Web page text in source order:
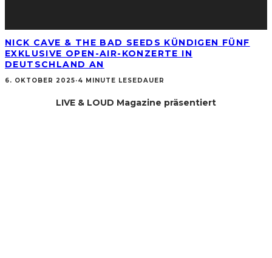
NICK CAVE & THE BAD SEEDS KÜNDIGEN FÜNF
EXKLUSIVE OPEN-AIR-KONZERTE IN
DEUTSCHLAND AN
6. OKTOBER 2025·4 MINUTE LESEDAUER
LIVE & LOUD Magazine präsentiert